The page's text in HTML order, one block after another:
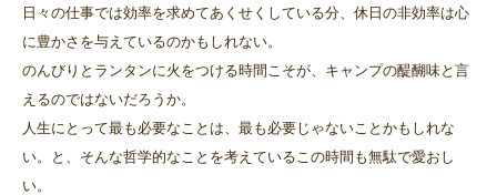
日々の仕事では効率を求めてあくせくしている分、休日の非効率は心
に豊かさを与えているのかもしれない。
のんびりとランタンに火をつける時間こそが、キャンプの醍醐味と言
えるのではないだろうか。
人生にとって最も必要なことは、最も必要じゃないことかもしれな
い。と、そんな哲学的なことを考えているこの時間も無駄で愛おし
い。